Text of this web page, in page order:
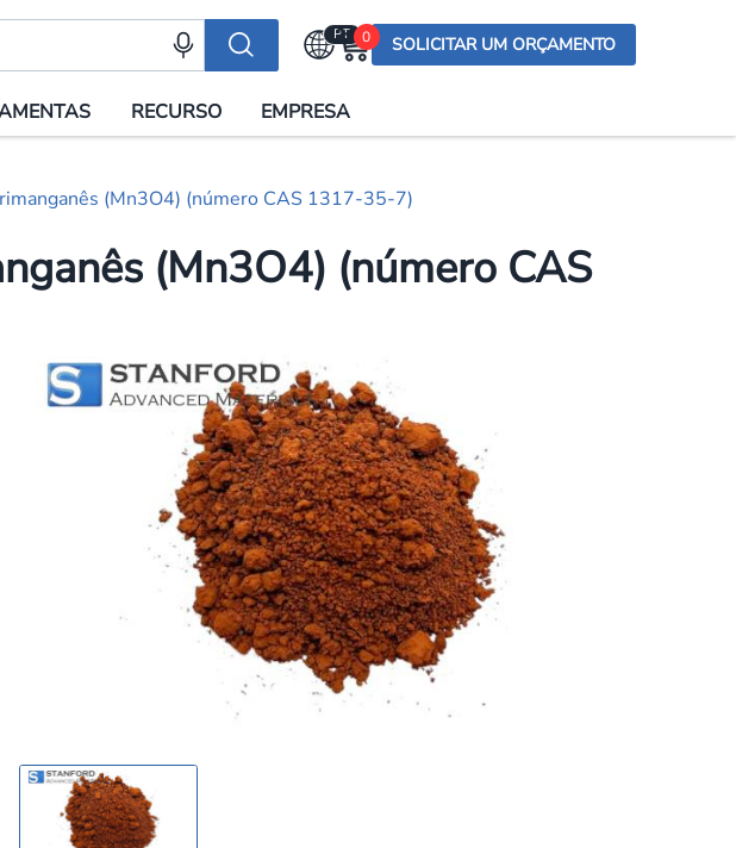
PT
English (US)
Española
Deutsch
Français
日本語
Русский
한국어
Português
العربية
Nederland
Polska
Sverige
0 SOLICITAR UM ORÇAMENTO
RECURSO EMPRESA
(Mn3O4) (número CAS 1317-35-7)
(Mn3O4) (número CAS